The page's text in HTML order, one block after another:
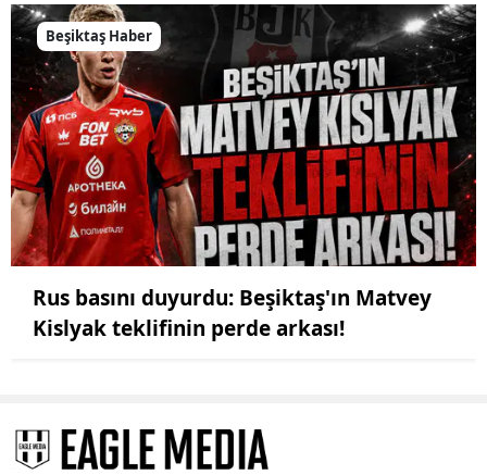
Beşiktaş Haber
Rus basını duyurdu: Beşiktaş'ın Matvey
Kislyak teklifinin perde arkası!